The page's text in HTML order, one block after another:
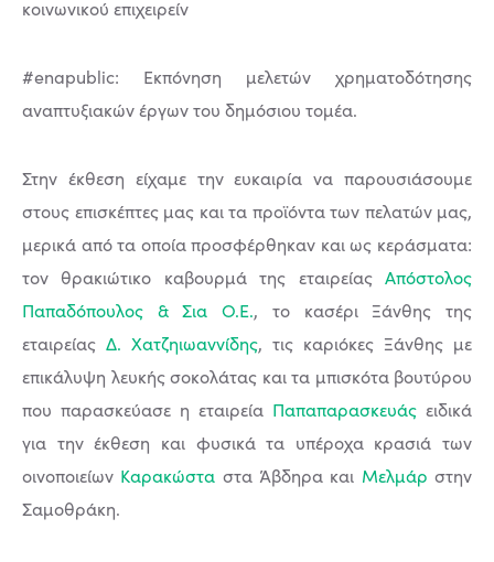
κοινωνικού επιχειρείν
#enapublic: Εκπόνηση μελετών χρηματοδότησης
αναπτυξιακών έργων του δημόσιου τομέα.
Στην έκθεση είχαμε την ευκαιρία να παρουσιάσουμε
στους επισκέπτες μας και τα προϊόντα των πελατών μας,
μερικά από τα οποία προσφέρθηκαν και ως κεράσματα:
τον θρακιώτικο καβουρμά της εταιρείας Απόστολος
Παπαδόπουλος & Σια Ο.Ε., το κασέρι Ξάνθης της
εταιρείας Δ. Χατζηιωαννίδης, τις καριόκες Ξάνθης με
επικάλυψη λευκής σοκολάτας και τα μπισκότα βουτύρου
που παρασκεύασε η εταιρεία Παπαπαρασκευάς ειδικά
για την έκθεση και φυσικά τα υπέροχα κρασιά των
οινοποιείων Καρακώστα στα Άβδηρα και Μελμάρ στην
Σαμοθράκη.